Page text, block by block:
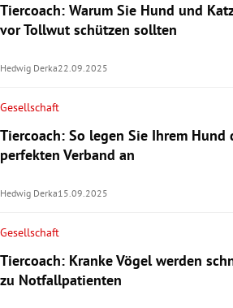
Tiercoach: Warum Sie Hund und
vor Tollwut schützen sollten
Hedwig Derka22.09.2025
Gesellschaft
Tiercoach: So legen Sie Ihrem Hund
perfekten Verband an
Hedwig Derka15.09.2025
Gesellschaft
Tiercoach: Kranke Vögel werden
zu Notfallpatienten